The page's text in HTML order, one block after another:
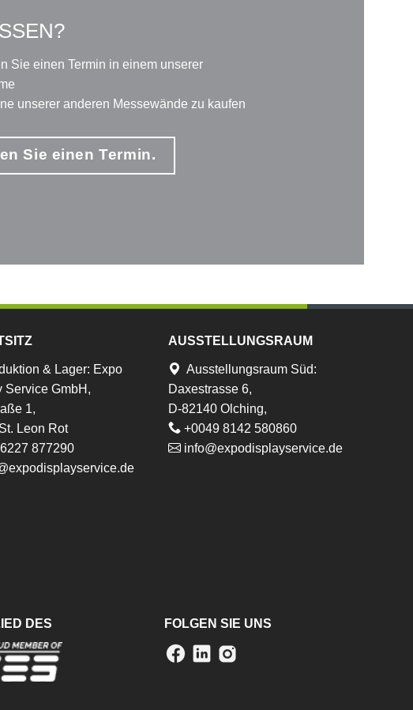
Sie einen Termin in einem unserer
unserer anderen Messewände zu kaufen
Sie einen Termin.
& Lager: Expo
Service GmbH,
1,
Leon Rot
877290
AUSSTELLUNGSRAUM
Ausstellungsraum Süd:
Daxestrasse 6,
D-82140 Olching,
+0049 8142 580860
info@expodisplayservice.de
DES FOLGEN SIE UNS